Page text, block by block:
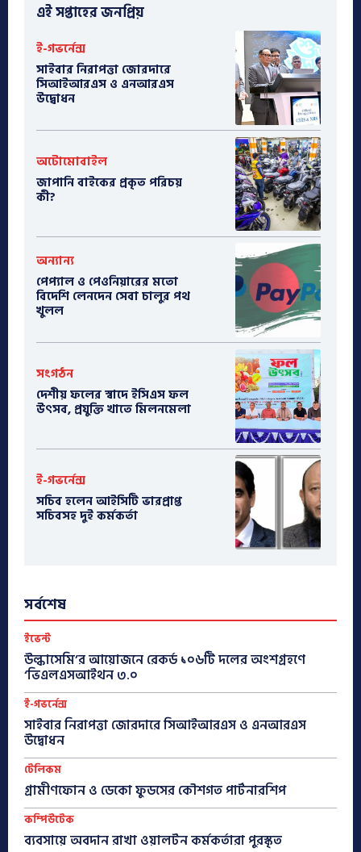
এই সপ্তাহের জনপ্রিয়
ই-গভর্নেন্স
সাইবার নিরাপত্তা জোরদারে
সিআইআরএস ও এনআরএস
উদ্বোধন
অটোমোবাইল
​জাপানি বাইকের প্রকৃত পরিচয়
কী?
অন্যান্য
পেপ্যাল ও পেওনিয়ারের মতো
বিদেশি লেনদেন সেবা চালুর পথ
খুলল
সংগঠন
দেশীয় ফলের স্বাদে ইসিএস ফল
উৎসব, প্রযুক্তি খাতে মিলনমেলা
ই-গভর্নেন্স
সচিব হলেন আইসিটি ভারপ্রাপ্ত
সচিবসহ দুই কর্মকর্তা
সর্বশেষ
ইভেন্ট
উল্কাসেমি’র আয়োজনে রেকর্ড ১০৬টি দলের অংশগ্রহণে
‘ভিএলএসআইথন ৩.০
ই-গভর্নেন্স
সাইবার নিরাপত্তা জোরদারে সিআইআরএস ও এনআরএস
উদ্বোধন
টেলিকম
গ্রামীণফোন ও ডেকো ফুডসের কৌশগত পার্টনারশিপ
কম্পিউটেক
ব্যবসায়ে অবদান রাখা ওয়ালটন কর্মকর্তারা পুরস্কৃত